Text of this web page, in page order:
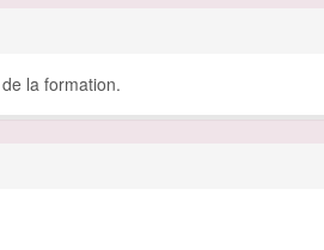
la formation.